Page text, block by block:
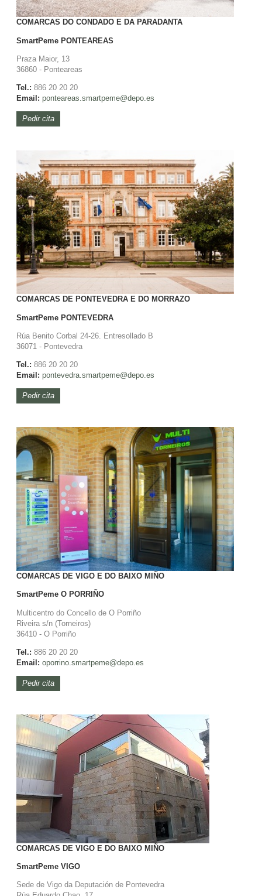
COMARCAS DO CONDADO E DA PARADANTA
SmartPemePONTEAREAS
Praza Maior, 13
36860 - Ponteareas
Tel.: 886 20 20 20
Email: ponteareas.smartpeme@depo.es
Pedir cita
COMARCAS DE PONTEVEDRA E DO MORRAZO
SmartPemePONTEVEDRA
Rúa Benito Corbal 24-26. Entresollado B
36071 - Pontevedra
Tel.: 886 20 20 20
Email: pontevedra.smartpeme@depo.es
Pedir cita
COMARCAS DE VIGO E DO BAIXO MIÑO
SmartPemeO PORRIÑO
Multicentro do Concello de O Porriño
Riveira s/n (Torneiros)
36410 - O Porriño
Tel.: 886 20 20 20
Email: oporrino.smartpeme@depo.es
Pedir cita
COMARCAS DE VIGO E DO BAIXO MIÑO
SmartPemeVIGO
Sede de Vigo da Deputación de Pontevedra